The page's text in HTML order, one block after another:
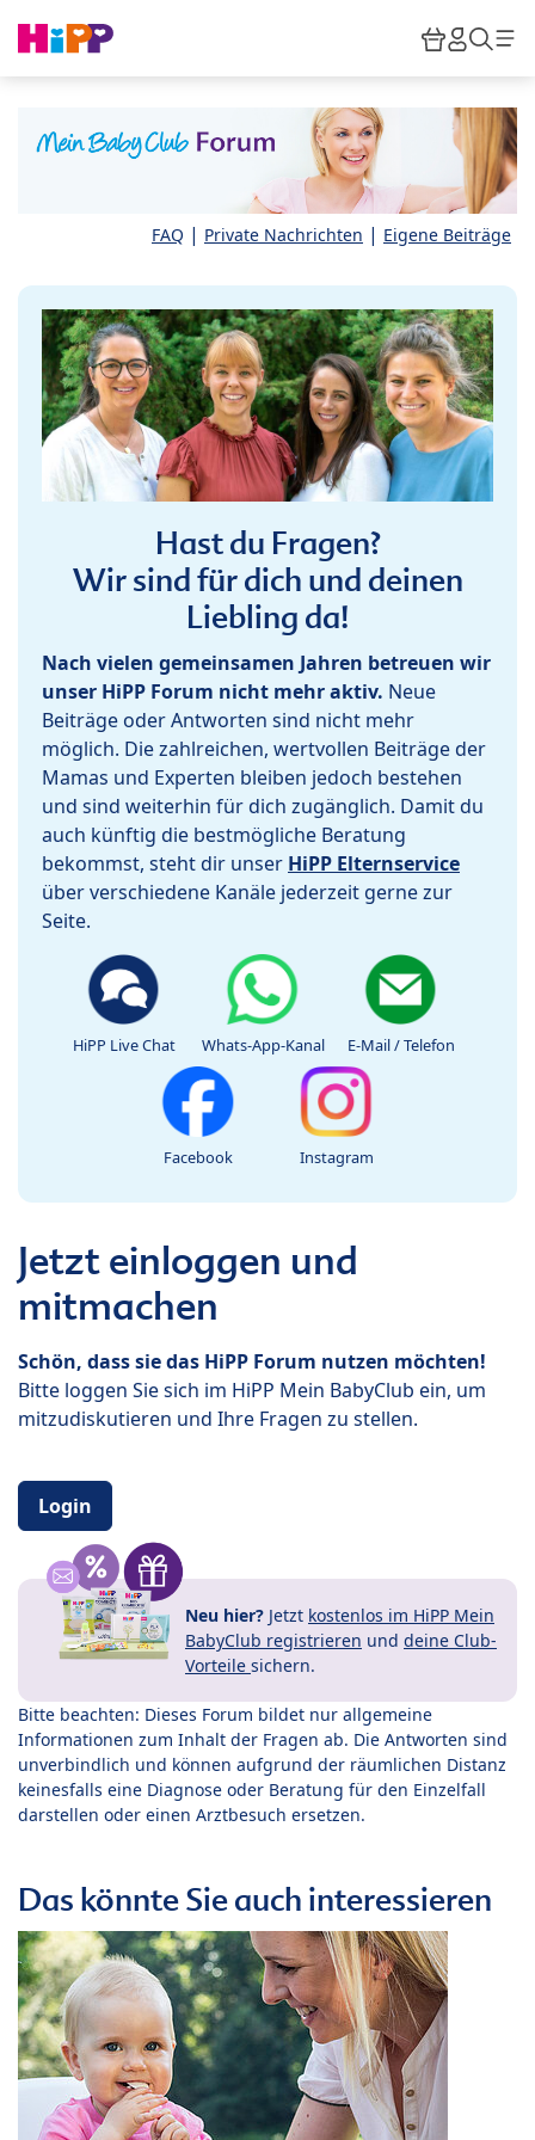
HiPP
FAQ | Private Nachrichten | Eigene Beiträge
Hast du Fragen?
Wir sind für dich und deinen
Liebling da!
Nach vielen gemeinsamen Jahren betreuen wir
unser HiPP Forum nicht mehr aktiv. Neue
Beiträge oder Antworten sind nicht mehr
möglich. Die zahlreichen, wertvollen Beiträge der
Mamas und Experten bleiben jedoch bestehen
und sind weiterhin für dich zugänglich. Damit du
auch künftig die bestmögliche Beratung
bekommst, steht dir unser HiPP Elternservice
über verschiedene Kanäle jederzeit gerne zur
Seite.
HiPP Live Chat Whats-App-Kanal E-Mail / Telefon
Facebook Instagram
Jetzt einloggen und
mitmachen
Schön, dass sie das HiPP Forum nutzen möchten!
Bitte loggen Sie sich im HiPP Mein BabyClub ein, um
mitzudiskutieren und Ihre Fragen zu stellen.
Login
Neu hier? Jetzt kostenlos im HiPP Mein
BabyClub registrieren und deine Club-
Vorteile sichern.
Bitte beachten: Dieses Forum bildet nur allgemeine
Informationen zum Inhalt der Fragen ab. Die Antworten sind
unverbindlich und können aufgrund der räumlichen Distanz
keinesfalls eine Diagnose oder Beratung für den Einzelfall
darstellen oder einen Arztbesuch ersetzen.
Das könnte Sie auch interessieren